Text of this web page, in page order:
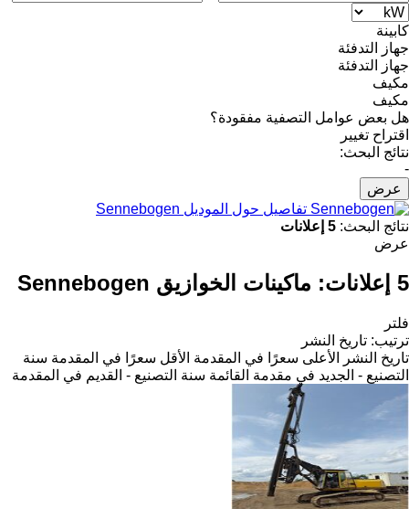
كابينة
جهاز التدفئة
جهاز التدفئة
مكيف
مكيف
هل بعض عوامل التصفية مفقودة؟
اقتراح تغيير
نتائج البحث:
-
عرض
تفاصيل حول الموديل Sennebogen
نتائج البحث: 5 إعلانات
عرض
5 إعلانات: ماكينات الخوازيق Sennebogen
فلتر
ترتيب: تاريخ النشر
تاريخ النشر
الأعلى سعرًا في المقدمة الأقل سعرًا في المقدمة سنة
التصنيع - الجديد في مقدمة القائمة سنة التصنيع - القديم في المقدمة